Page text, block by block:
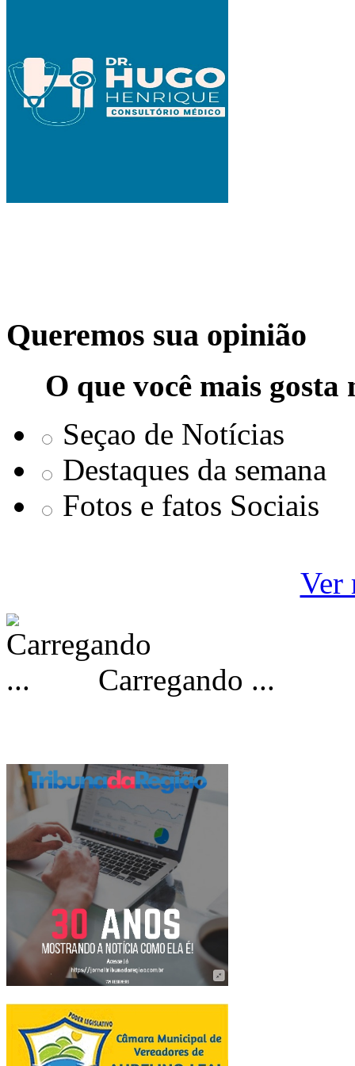
Queremos sua opinião
O que você mais
Seçao de Notícias
Destaques da semana
Fotos e fatos Sociais
Ver
Carregando ...